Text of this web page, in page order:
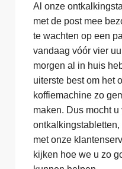
Al onze
met de post mee
te wachten op een
vandaag vóór vier
morgen al in huis
uiterste best om het
koffiemachine zo
maken. Dus mocht
met onze
kijken hoe we u zo